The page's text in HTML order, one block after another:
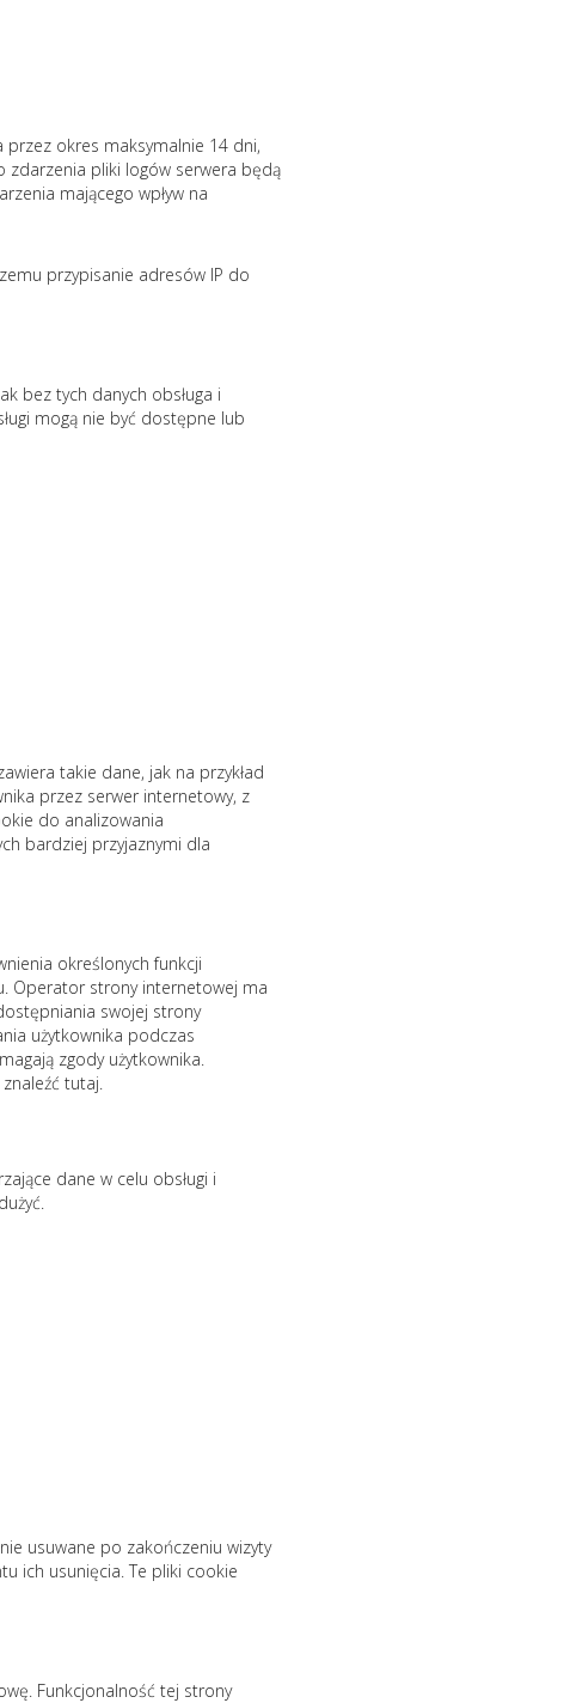
przez okres maksymalnie 14 dni,
zdarzenia pliki logów serwera będą
mającego wpływ na
przypisanie adresów IP do
bez tych danych obsługa i
mogą nie być dostępne lub
takie dane, jak na przykład
przez serwer internetowy, z
do analizowania
bardziej przyjaznymi dla
określonych funkcji
Operator strony internetowej ma
swojej strony
użytkownika podczas
zgody użytkownika.
tutaj.
dane w celu obsługi i
usuwane po zakończeniu wizyty
ich usunięcia. Te pliki cookie
Funkcjonalność tej strony